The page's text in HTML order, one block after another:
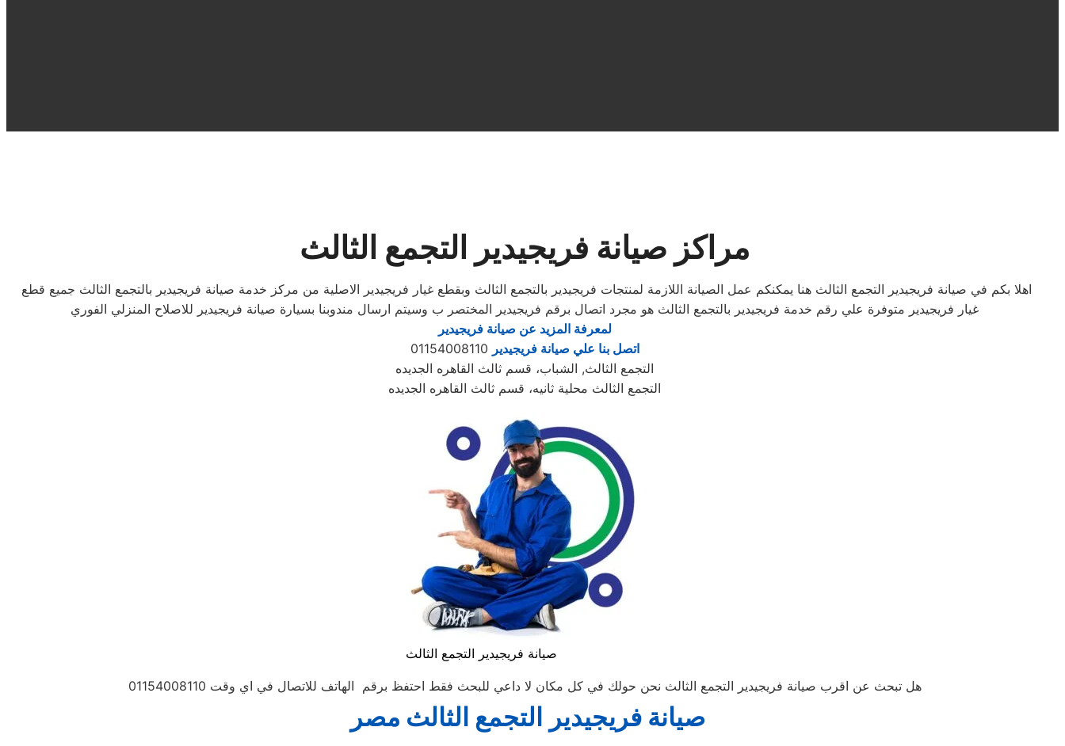
مراكز صيانة فريجيدير التجمع الثالث
غيار فريجيدير متوفرة علي رقم خدمة فريجيدير بالتجمع الثالث هو مجرد اتصال برقم فريجيدير المختصر ب وسيتم ارسال مندوبنا بسيارة صيانة فريجيدير للاصلاح المنزلي الفوري
لمعرفة المزيد عن صيانة فريجيدير
اتصل بنا علي صيانة فريجيدير
التجمع الثالث, الشباب، قسم ثالث القاهره الجديده
التجمع الثالث محلية ثانيه، قسم ثالث القاهره الجديده
صيانة فريجيدير التجمع الثالث
هل تبحث عن اقرب صيانة فريجيدير التجمع الثالث نحن حولك في كل مكان لا داعي للبحث فقط احتفظ برقم الهاتف للاتصال في اي وقت 01154008110
صيانةفريجيدير التجمع الثالث مصر